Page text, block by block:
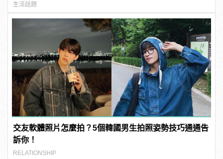
生活話題
交友軟體照片怎麼拍？5個韓國男生拍照姿勢技巧通通告
訴你！
RELATIONSHIP